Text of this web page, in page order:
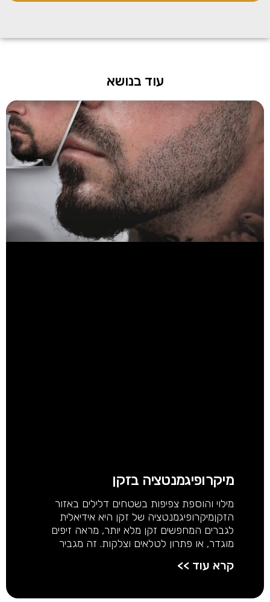
עוד בנושא
מיקרופיגמנטציה בזקן
מילוי והוספת צפיפות בשטחים דלילים באזור
הזקןמיקרופיגמנטציה של זקן היא אידיאלית
לגברים המחפשים זקן מלא יותר, מראה זיפים
מוגדר, או פתרון לטלאים וצלקות. זה מגביר
קרא עוד >>